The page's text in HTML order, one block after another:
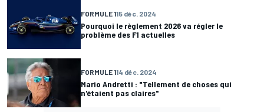
FORMULE 115 déc. 2024
Pourquoi le règlement 2026 va régler le
problème des F1 actuelles
FORMULE 114 déc. 2024
Mario Andretti : "Tellement de choses qui
n'étaient pas claires"